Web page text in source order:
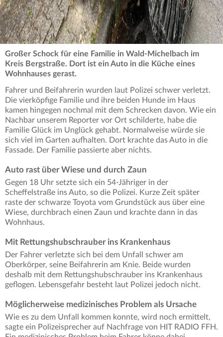
Großer Schock für eine Familie in Wald-Michelbach im
Kreis Bergstraße. Dort ist ein Auto in die Küche eines
Wohnhauses gerast.
Fahrer und Beifahrerin wurden laut Polizei schwer verletzt.
Die vierköpfige Familie und ihre beiden Hunde im Haus
kamen hingegen nochmal mit dem Schrecken davon. Wie ein
Nachbar unserem Reporter vor Ort schilderte, habe die
Familie Glück im Unglück gehabt. Normalweise würde sie
sich viel im Garten aufhalten. Dort krachte das Auto in die
Fassade. Der Familie passierte aber nichts.
Auto rast über Wiese und durch Zaun
Gegen 18 Uhr setzte sich ein 54-Jähriger in der
Scheffelstraße ins Auto, so die Polizei. Kurze Zeit später
raste der schwarze Toyota vom Grundstück aus über eine
Wiese, durchbrach einen Zaun und krachte dann in das
Wohnhaus.
Mit Rettungshubschrauber ins Krankenhaus
Der Fahrer verletzte sich bei dem Unfall schwer am
Oberkörper, seine Beifahrerin am Knie. Beide wurden
deshalb mit dem Rettungshubschrauber ins Krankenhaus
geflogen. Lebensgefahr besteht laut Polizei jedoch nicht.
Möglicherweise medizinisches Problem als Ursache
Wie es zu dem Unfall kommen konnte, wird noch ermittelt,
sagte ein Polizeisprecher auf Nachfrage von HIT RADIO FFH.